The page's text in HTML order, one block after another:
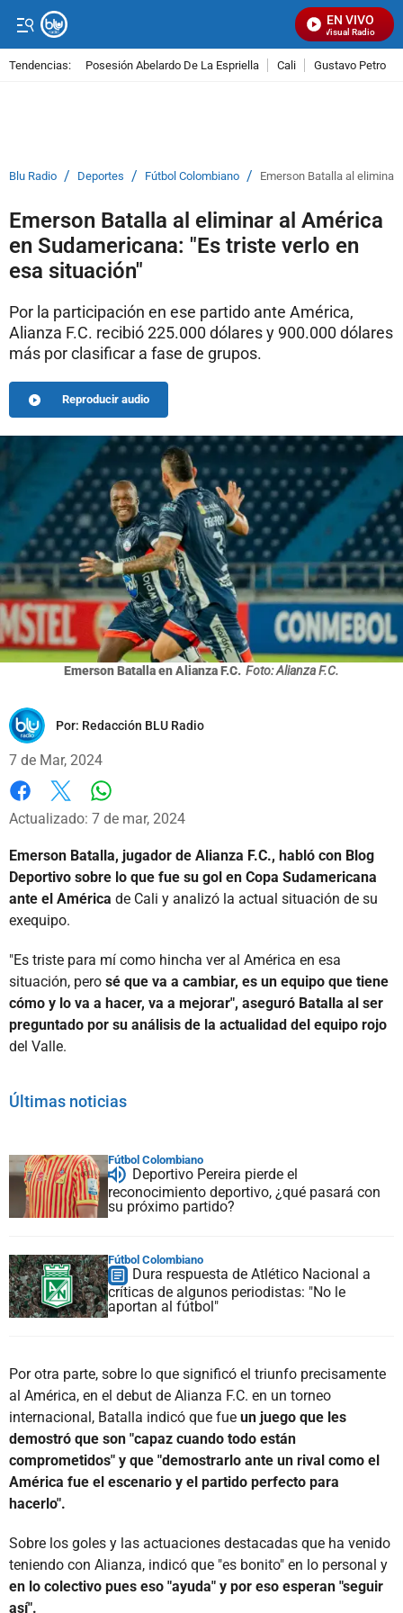
EN VIVO
Señal Visual Radio
Tendencias: Posesión Abelardo De La Espriella Cali Gustavo Petro
Blu Radio / Deportes / Fútbol Colombiano / Emerson Batalla al
Emerson Batalla al eliminar al América
en Sudamericana: "Es triste verlo en
esa situación"
Por la participación en ese partido ante América,
Alianza F.C. recibió 225.000 dólares y 900.000 dólares
más por clasificar a fase de grupos.
Reproducir audio
Emerson Batalla en Alianza F.C. Foto: Alianza F.C.
Por: Redacción BLU Radio
7 de Mar, 2024
Facebook
X
Actualizado: 7 de mar, 2024
Emerson Batalla, jugador de Alianza F.C., habló con Blog
Deportivo sobre lo que fue su gol en Copa Sudamericana
ante el América de Cali y analizó la actual situación de su
exequipo.
"Es triste para mí como hincha ver al América en esa
situación, pero sé que va a cambiar, es un equipo que tiene
cómo y lo va a hacer, va a mejorar", aseguró Batalla al ser
preguntado por su análisis de la actualidad del equipo rojo
del Valle.
Últimas noticias
Fútbol Colombiano
Deportivo Pereira pierde el
reconocimiento deportivo, ¿qué pasará con
su próximo partido?
Fútbol Colombiano
Dura respuesta de Atlético Nacional a
críticas de algunos periodistas: "No le
aportan al fútbol"
Por otra parte, sobre lo que significó el triunfo precisamente
al América, en el debut de Alianza F.C. en un torneo
internacional, Batalla indicó que fue un juego que les
demostró que son "capaz cuando todo están
comprometidos" y que "demostrarlo ante un rival como el
América fue el escenario y el partido perfecto para
hacerlo".
Sobre los goles y las actuaciones destacadas que ha venido
teniendo con Alianza, indicó que "es bonito" en lo personal y
en lo colectivo pues eso "ayuda" y por eso esperan "seguir
así".